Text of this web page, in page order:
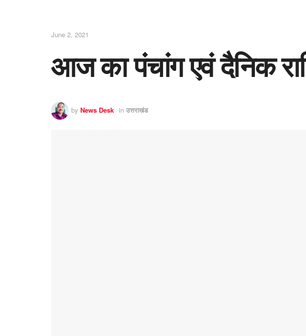
June 2, 2021
आज का पंचांग एवं दैनिक
by News Desk in उत्तराखंड